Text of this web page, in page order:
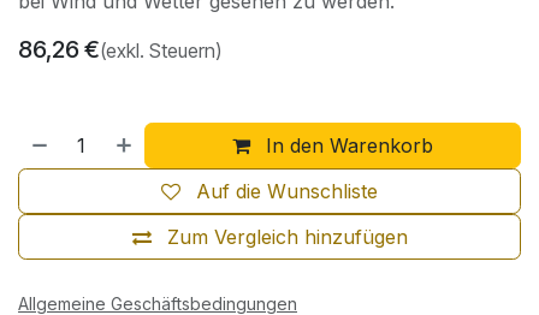
86,26 €(exkl. Steuern)
In den Warenkorb
Zum Vergleich hinzufügen
Auf die Wunschliste
Allgemeine Geschäftsbedingungen